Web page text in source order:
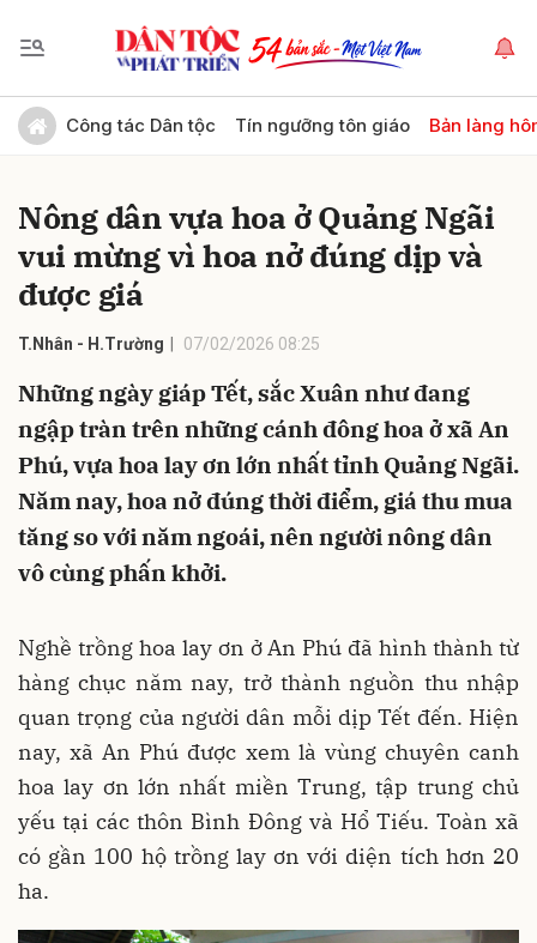
Công tác Dân tộc Tín ngưỡng tôn giáo Bản làng
Nông dân vựa hoa ở Quảng Ngãi
vui mừng vì hoa nở đúng dịp và
được giá
T.Nhân - H.Trường 07/02/2026 08:25
Những ngày giáp Tết, sắc Xuân như đang
ngập tràn trên những cánh đông hoa ở xã An
Phú, vựa hoa lay ơn lớn nhất tỉnh Quảng Ngãi.
Năm nay, hoa nở đúng thời điểm, giá thu mua
tăng so với năm ngoái, nên người nông dân
vô cùng phấn khởi.
Nghề trồng hoa lay ơn ở An Phú đã hình thành từ
hàng chục năm nay, trở thành nguồn thu nhập
quan trọng của người dân mỗi dịp Tết đến. Hiện
nay, xã An Phú được xem là vùng chuyên canh
hoa lay ơn lớn nhất miền Trung, tập trung chủ
yếu tại các thôn Bình Đông và Hổ Tiếu. Toàn xã
có gần 100 hộ trồng lay ơn với diện tích hơn 20
ha.
Gửi bình luận